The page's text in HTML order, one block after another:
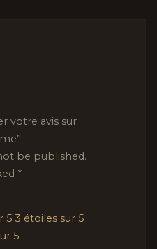
votre avis sur
be published.
*
5 3 étoiles sur 5
5